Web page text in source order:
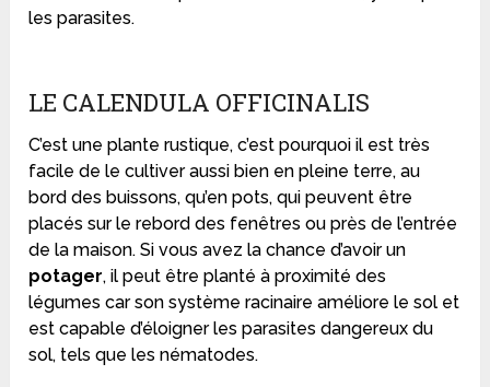
les parasites.
LE CALENDULA OFFICINALIS
C’est une plante rustique, c’est pourquoi il est très
facile de le cultiver aussi bien en pleine terre, au
bord des buissons, qu’en pots, qui peuvent être
placés sur le rebord des fenêtres ou près de l’entrée
de la maison. Si vous avez la chance d’avoir un
potager, il peut être planté à proximité des
légumes car son système racinaire améliore le sol et
est capable d’éloigner les parasites dangereux du
sol, tels que les nématodes.